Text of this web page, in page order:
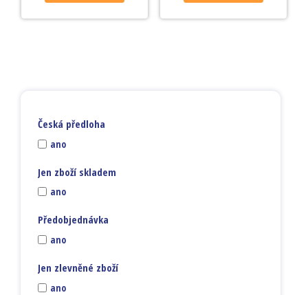
Česká předloha
ano
Jen zboží skladem
ano
Předobjednávka
ano
Jen zlevněné zboží
ano